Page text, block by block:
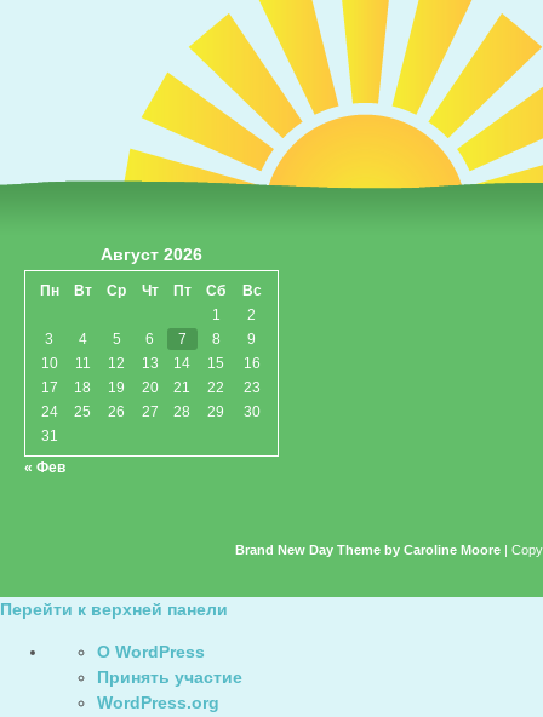
Август 2026
Пн Вт Ср Чт Пт Сб
Вс
1
2
3
4 5 6 7 8
9
10
11 12 13 14 15
16
17
18 19 20 21 22
23
24
25 26 27 28 29
30
31
« Фев
Brand New Day Theme by Caroline Moore |
Перейти к верхней панели
WordPress
О WordPress
Принять участие
WordPress.org